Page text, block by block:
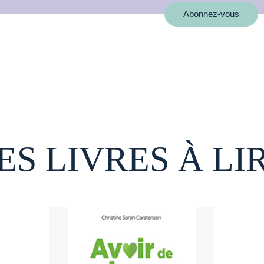
Abonnez-vous
LIVRES À